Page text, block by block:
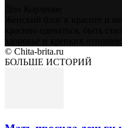
© Chita-brita.ru
БОЛЬШЕ ИСТОРИЙ